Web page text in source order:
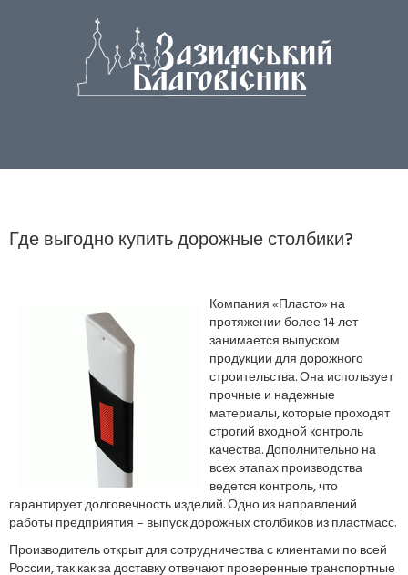
Где выгодно купить дорожные столбики?
Компания «Пласто» на
протяжении более 14 лет
занимается выпуском
продукции для дорожного
строительства. Она использует
прочные и надежные
материалы, которые проходят
строгий входной контроль
качества. Дополнительно на
всех этапах производства
ведется контроль, что
гарантирует долговечность изделий. Одно из направлений
работы предприятия – выпуск дорожных столбиков из пластмасс.
Производитель открыт для сотрудничества с клиентами по всей
России, так как за доставку отвечают проверенные транспортные